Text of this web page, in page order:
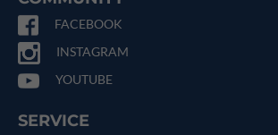
FACEBOOK
INSTAGRAM
YOUTUBE
SERVICE